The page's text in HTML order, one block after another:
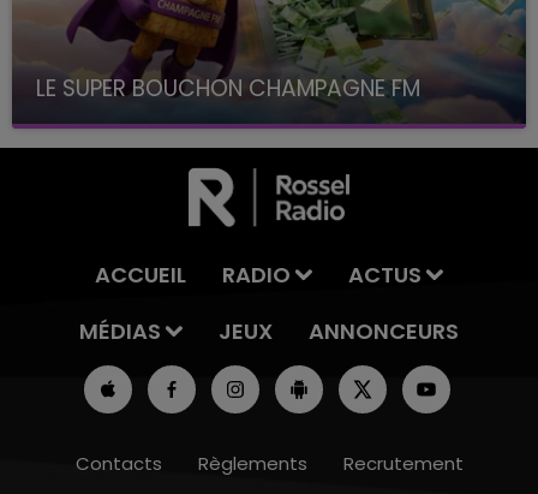
LE SUPER BOUCHON CHAMPAGNE FM
avec La Famille Champagne FM, à 8H10
ACCUEIL RADIO
ACTUS
MÉDIAS
JEUX ANNONCEURS
Contacts Règlements Recrutement